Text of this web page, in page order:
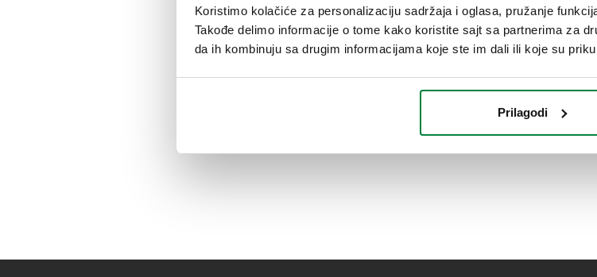
Koristimo kolačiće za personalizaciju sadržaja i oglasa, pružanje
Takođe delimo informacije o tome kako koristite sajt sa partnerima za
da ih kombinuju sa drugim informacijama koje ste im dali ili koje su
Prilagodi